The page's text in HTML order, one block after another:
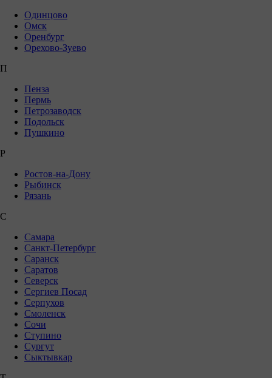
Одинцово
Омск
Оренбург
Орехово-Зуево
П
Пенза
Пермь
Петрозаводск
Подольск
Пушкино
Р
Ростов-на-Дону
Рыбинск
Рязань
С
Самара
Санкт-Петербург
Саранск
Саратов
Северск
Сергиев Посад
Серпухов
Смоленск
Сочи
Ступино
Сургут
Сыктывкар